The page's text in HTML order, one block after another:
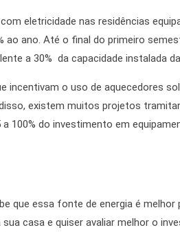
eletricidade nas residências
ao ano. Até o final do primeiro
a 30% da capacidade instalada
incentivam o uso de aquecedores
existem muitos projetos
100% do investimento em
que essa fonte de energia é
casa e quiser avaliar melhor o